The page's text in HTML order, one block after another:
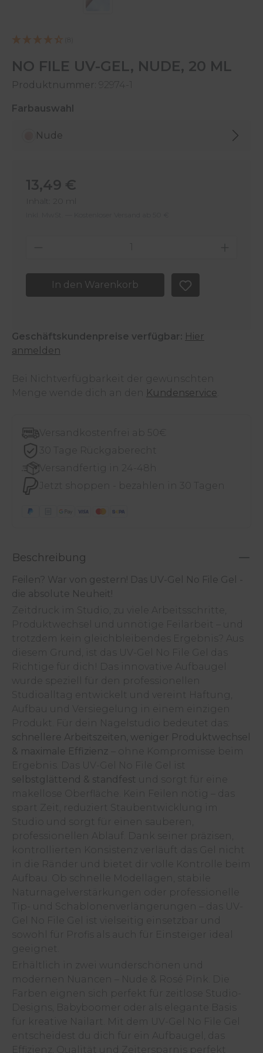
NO FILE UV-GEL, NUDE, 20 ML
Produktnummer: 92974-1
Farbauswahl
Nude
Regulärer Preis:
13,49 €
Inhalt: 20 ml
Produkt Anzahl: Gib den
In den Warenkorb
Geschäftskundenpreise verfügbar: Hier
anmelden
Bei Nichtverfügbarkeit der gewünschten
Menge wende dich an den
Kundenservice
Versandkostenfrei ab 50€
30 Tage Rückgaberecht
Versandfertig in 24-48h
Jetzt shoppen - bezahlen in 30 Tagen
Beschreibung
Feilen? War von gestern! Das UV-Gel No File Gel -
die absolute Neuheit!
Zeitdruck im Studio, zu viele Arbeitsschritte,
Produktwechsel und unnötige Feilarbeit – und
trotzdem kein gleichbleibendes Ergebnis? Aus
diesem Grund, ist das UV-Gel No File Gel das
Richtige für dich! Das innovative Aufbaugel
wurde speziell für den professionellen
Studioalltag entwickelt und vereint Haftung,
Aufbau und Versiegelung in einem einzigen
Produkt. Für dein Nagelstudio bedeutet das:
schnellere Arbeitszeiten, weniger Produktwechsel
& maximale Effizienz – ohne Kompromisse beim
Ergebnis. Das UV-Gel No File Gel ist
selbstglättend & standfest
und sorgt für eine
makellose Oberfläche. Kein Feilen nötig – das
spart Zeit, reduziert Staubentwicklung im
Studio und sorgt für einen sauberen,
professionellen Ablauf. Dank seiner präzisen,
kontrollierten Konsistenz verläuft das Gel nicht
in die Ränder und bietet dir volle Kontrolle beim
Aufbau. Ob schnelle Modellagen, stabile
Naturnagelverstärkungen oder professionelle
Tip- und Schablonenverlängerungen – das UV-
Gel No File Gel ist vielseitig einsetzbar und
sowohl für Profis als auch für Einsteiger ideal
geeignet.
Erhältlich in zwei wunderschönen und
modernen Nuancen – Nude & Rosé Pink. Die
Farben eignen sich perfekt für zeitlose Studio-
Designs, Babyboomer oder als elegante Basis
für kreative Nailart. Mit dem UV-Gel No File Gel
entscheidest du dich für ein Aufbaugel, das
Effizienz, Qualität und Zeitersparnis perfekt